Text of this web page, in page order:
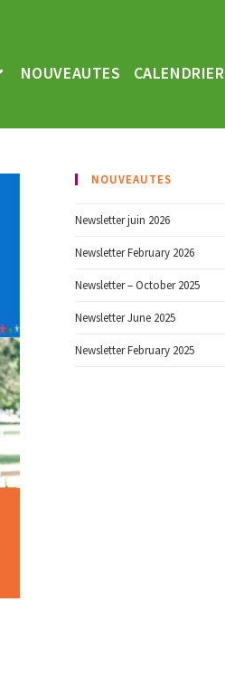
NOUVEAUTES CALENDRIER
NOUVEAUTES
Newsletter juin 2026
Newsletter February 2026
Newsletter – October 2025
Newsletter June 2025
Newsletter February 2025